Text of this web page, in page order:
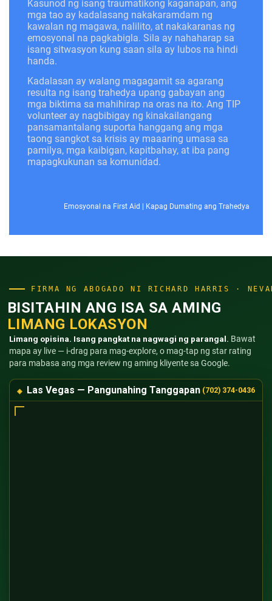
Kasunod ng isang traumatikong kaganapan, ang
mga tao ay kadalasang nakakaramdam ng
kawalan ng magawa, nalilito, at nakakaranas ng
emosyonal na pagkabigla. Sila ay nahaharap sa
isang sitwasyon kung saan sila ay lubos na hindi
handa.
Kadalasan ay walang magagamit sa agarang
resulta ng isang trahedya upang gabayan ang
mga biktima sa mahihirap na oras na ito. Ang TIP
volunteer ay nagbibigay ng kinakailangang
pansamantalang suporta hanggang ang mga
taong sangkot sa krisis ay maaaring umasa sa
pamilya, mga kaibigan, kapitbahay, at iba pang
mapagkukunan sa komunidad.
Emosyonal na First Aid | Kapag Dumating ang Trahedya
FIRMA NG ABOGADO NI RICHARD HARRIS ·
BISITAHIN ANG ISA SA AMING
LIMANG LOKASYON
Limang opisina. Isang pangkat na nagwagi ng parangal. Bawat
mapa ay live — i-drag para mag-explore, o mag-tap ng star rating
para mabasa ang mga review ng aming kliyente sa Google.
Las Vegas — Pangunahing Tanggapan (702) 374-0436